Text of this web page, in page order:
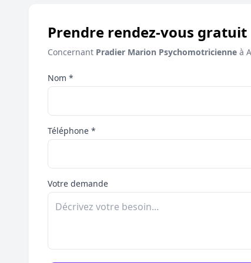
Prendre rendez-vous gratuit
Concernant Pradier Marion Psychomotricienne à
Nom *
Téléphone *
Votre demande